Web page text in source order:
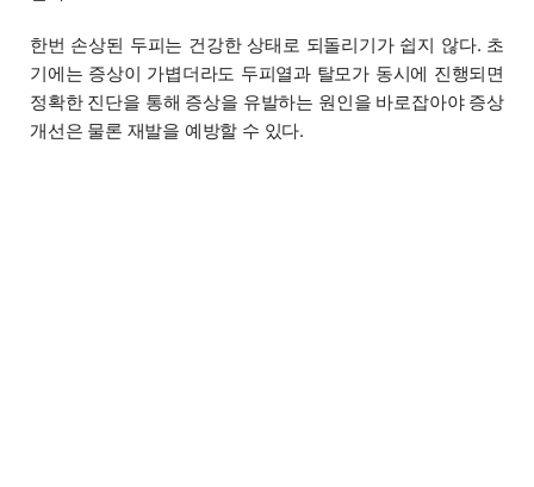
한번 손상된 두피는 건강한 상태로 되돌리기가 쉽지 않다. 초
기에는 증상이 가볍더라도 두피열과 탈모가 동시에 진행되면
정확한 진단을 통해 증상을 유발하는 원인을 바로잡아야 증상
개선은 물론 재발을 예방할 수 있다.